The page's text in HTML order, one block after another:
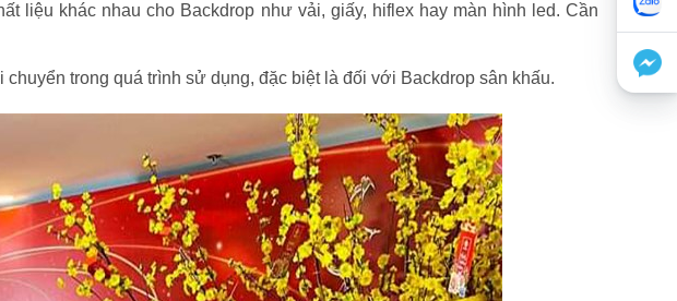
liệu khác nhau cho Backdrop như vải, giấy, hiflex hay màn hình led. Cần
trong quá trình sử dụng, đặc biệt là đối với Backdrop sân khấu.